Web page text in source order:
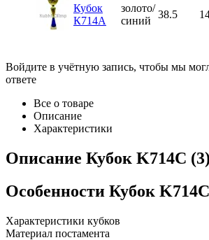
Кубок
К714A
золото/
синий
38.5
Войдите в учётную запись, чтобы мы
ответе
Все о товаре
Описание
Характеристики
Описание Кубок K714C (3)
Особенности Кубок
Характеристики кубков
Материал постамента